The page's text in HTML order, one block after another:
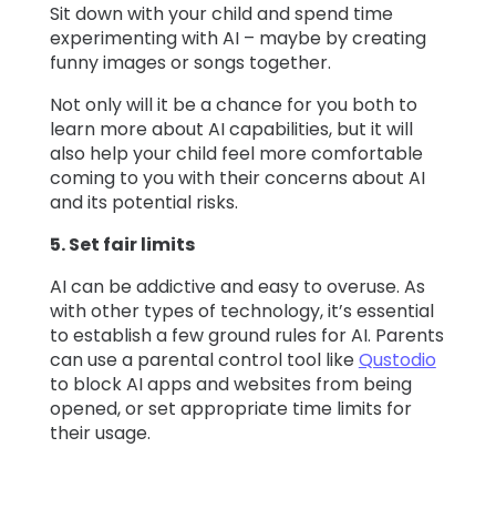
Sit down with your child and spend time
experimenting with AI – maybe by creating
funny images or songs together.
Not only will it be a chance for you both to
learn more about AI capabilities, but it will
also help your child feel more comfortable
coming to you with their concerns about AI
and its potential risks.
5. Set fair limits
AI can be addictive and easy to overuse. As
with other types of technology, it’s essential
to establish a few ground rules for AI. Parents
can use a parental control tool likeQustodio
to block AI apps and websites from being
opened, or set appropriate time limits for
their usage.